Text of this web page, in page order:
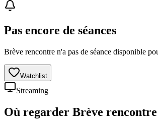
Pas encore de séances
Brève rencontre n'a pas de séance disponible
Watchlist
Streaming
Où regarder Brève rencontre